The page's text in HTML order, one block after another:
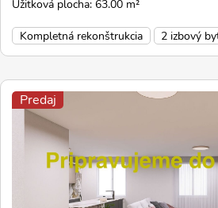
Úžitková plocha: 63.00 m²
Kompletná rekonštrukcia
2 izbový
Predaj